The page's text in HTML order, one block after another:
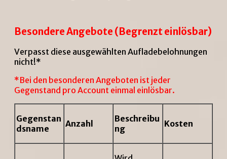
Besondere Angebote (Begrenzt einlösbar)
Verpasst diese ausgewählten Aufladebelohnungen
nicht!*
*Bei den besonderen Angeboten ist jeder
Gegenstand pro Account einmal einlösbar.
Gegenstan
dsname
Anzahl
Beschreibu
ng
Kosten